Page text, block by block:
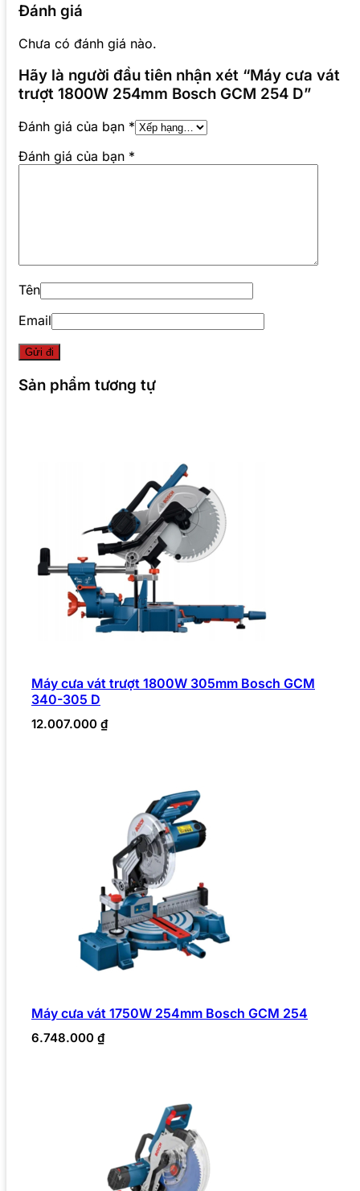
Đánh giá
Chưa có đánh giá nào.
Hãy là người đầu tiên nhận xét “Máy cưa vát
trượt 1800W 254mm Bosch GCM 254 D”
Đánh giá của bạn *
Đánh giá của bạn *
Tên
Email
Sản phẩm tương tự
Máy cưa vát trượt 1800W 305mm Bosch GCM
340-305 D
12.007.000 ₫
Máy cưa vát 1750W 254mm Bosch GCM 254
6.748.000 ₫